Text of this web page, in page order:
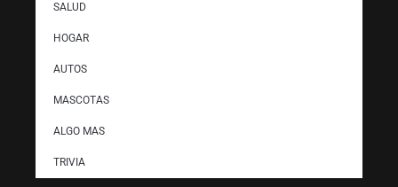
SALUD
HOGAR
AUTOS
MASCOTAS
ALGO MAS
TRIVIA